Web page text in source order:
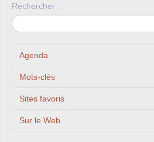
Rechercher :
Agenda
Mots-clés
Sites favoris
Sur le Web